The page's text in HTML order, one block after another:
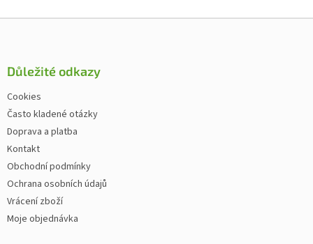
Zápatí
Důležité odkazy
Cookies
Často kladené otázky
Doprava a platba
Kontakt
Obchodní podmínky
Ochrana osobních údajů
Vrácení zboží
Moje objednávka